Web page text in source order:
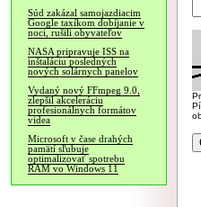
Súd zakázal samojazdiacim
Google taxíkom dobíjanie v
noci, rušili obyvateľov
NASA pripravuje ISS na
inštaláciu posledných
nových solárnych panelov
Vydaný nový FFmpeg 9.0,
zlepšil akceleráciu
profesionálnych formátov
videa
Microsoft v čase drahých
pamätí sľubuje
optimalizovať spotrebu
RAM vo Windows 11